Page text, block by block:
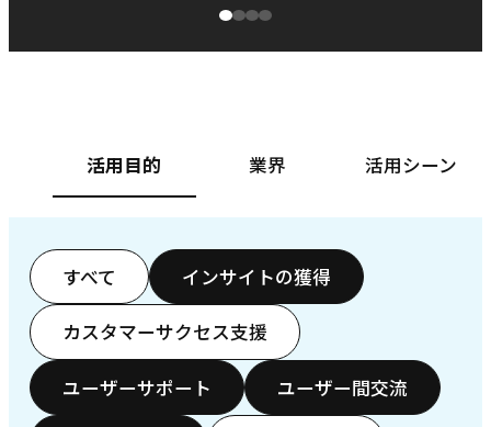
活用目的 業界 活用シーン
すべて インサイトの獲得
カスタマーサクセス支援
ユーザーサポート ユーザー間交流